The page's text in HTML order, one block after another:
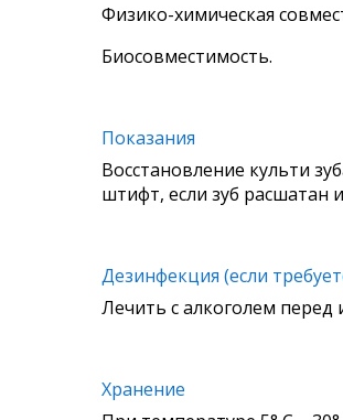
Физико-химическая
Биосовместимость.
Показания
Восстановление культи
штифт, если зуб расшатан
Дезинфекция (если
Лечить с алкоголем
Хранение